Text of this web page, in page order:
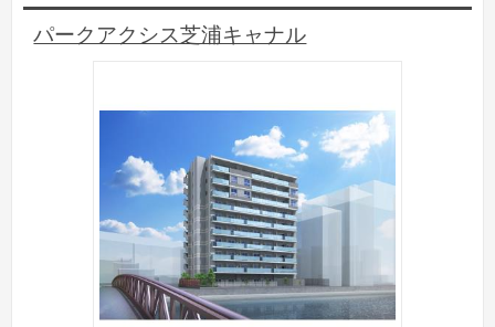
パークアクシス芝浦キャナル